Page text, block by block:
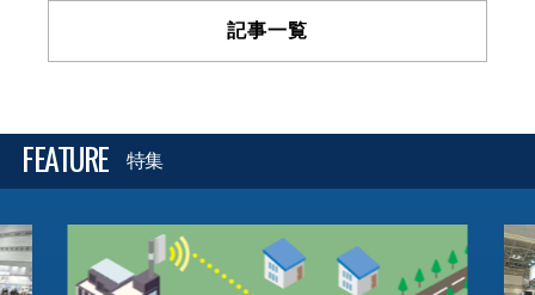
記事一覧
FEATURE 特集